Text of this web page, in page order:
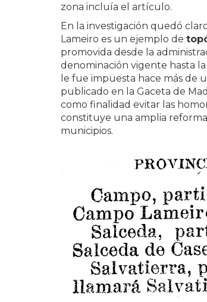
zona incluía el artículo.
En la investigación quedó
Lameiro es un ejemplo de
promovida desde la
denominación vigente hasta
le fue impuesta hace más de
publicado en la Gaceta de
como finalidad evitar las
constituye una amplia
municipios.